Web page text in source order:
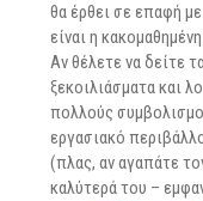
θα έρθει σε επαφή
είναι η
Αν θέλετε να δείτε
ξεκοιλιάσματα και
πολλούς
εργασιακό
(πλας, αν αγαπάτε
καλύτερά του –